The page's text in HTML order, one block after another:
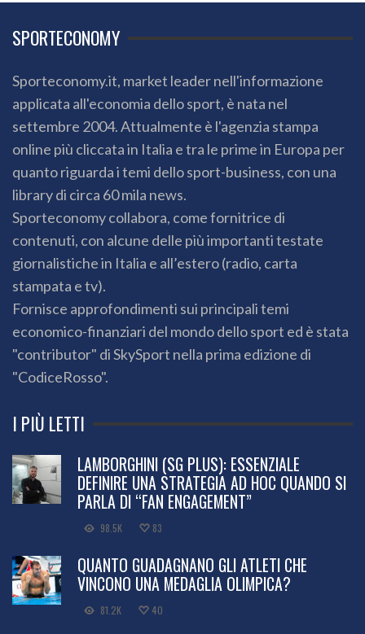
SPORTECONOMY
Sporteconomy.it, market leader nell'informazione
applicata all'economia dello sport, è nata nel
settembre 2004. Attualmente è l'agenzia stampa
online più cliccata in Italia e tra le prime in Europa per
quanto riguarda i temi dello sport-business, con una
library di circa 60 mila news.
Sporteconomy collabora, come fornitrice di
contenuti, con alcune delle più importanti testate
giornalistiche in Italia e all’estero (radio, carta
stampata e tv).
Fornisce approfondimenti sui principali temi
economico-finanziari del mondo dello sport ed è stata
"contributor" di SkySport nella prima edizione di
"CodiceRosso".
I PIÙ LETTI
LAMBORGHINI (SG PLUS): ESSENZIALE
DEFINIRE UNA STRATEGIA AD HOC QUANDO SI
PARLA DI “FAN ENGAGEMENT”
98.5K 83
QUANTO GUADAGNANO GLI ATLETI CHE
VINCONO UNA MEDAGLIA OLIMPICA?
81.2K 40